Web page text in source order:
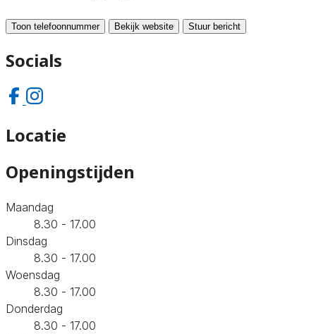
Toon telefoonnummer Bekijk website Stuur bericht
Socials
Locatie
Openingstijden
Maandag
8.30 - 17.00
Dinsdag
8.30 - 17.00
Woensdag
8.30 - 17.00
Donderdag
8.30 - 17.00